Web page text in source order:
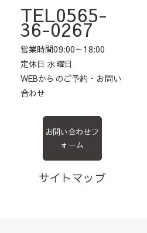
TEL0565-
36-0267
営業時間09:00～18:00
定休日 水曜日
WEBからのご予約・お問い
合わせ
お問い合わせフ
ォーム
サイトマップ